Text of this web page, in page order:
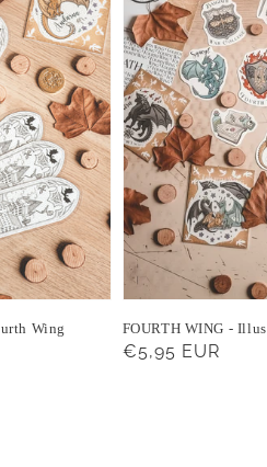
Wing FOURTH WING -
Precio
€5,95 EUR